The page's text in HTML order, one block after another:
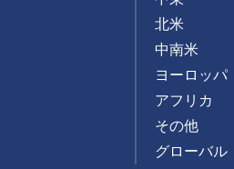
北米
中南米
ヨーロッパ
アフリカ
その他
グローバル